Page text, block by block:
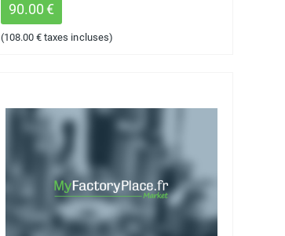
90.00 €
(108.00 € taxes incluses)